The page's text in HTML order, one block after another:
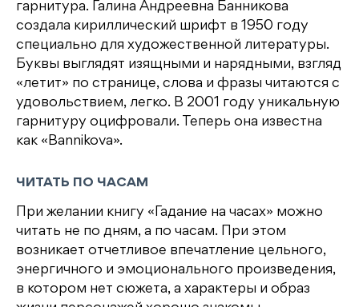
гарнитура. Галина Андреевна Банникова
создала кириллический шрифт в 1950 году
специально для художественной литературы.
Буквы выглядят изящными и нарядными, взгляд
«летит» по странице, слова и фразы читаются с
удовольствием, легко. В 2001 году уникальную
гарнитуру оцифровали. Теперь она известна
как «Bannikova».
ЧИТАТЬ ПО ЧАСАМ
При желании книгу «Гадание на часах» можно
читать не по дням, а по часам. При этом
возникает отчетливое впечатление цельного,
энергичного и эмоционального произведения,
в котором нет сюжета, а характеры и образ